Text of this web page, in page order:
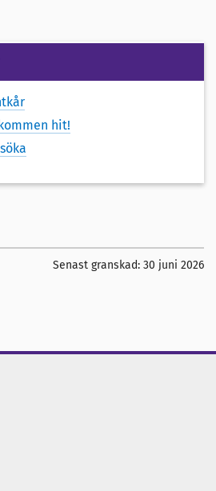
hit!
Senast granskad: 30 juni 2026